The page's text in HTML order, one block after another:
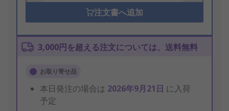
注文書へ追加
3,000円を超える注文については、送料無料
お取り寄せ品
本日発注の場合は 2026年9月21日 に入荷
予定